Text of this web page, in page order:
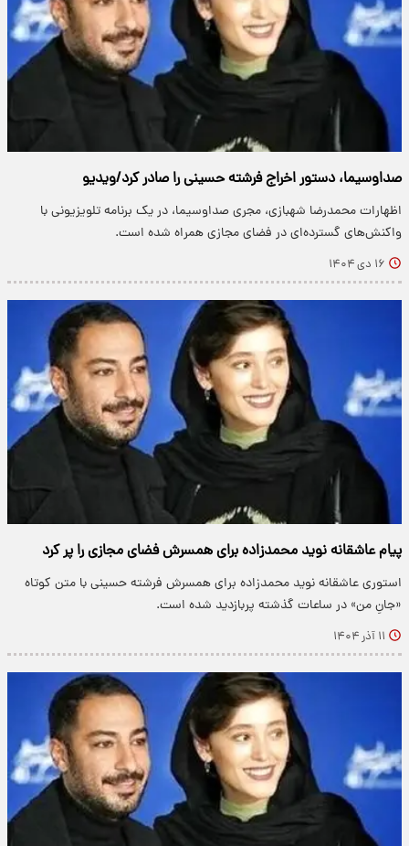
صداوسیما، دستور اخراج فرشته حسینی را صادر کرد/ویدیو
اظهارات محمدرضا شهبازی، مجری صداوسیما، در یک برنامه تلویزیونی با
واکنش‌های گسترده‌ای در فضای مجازی همراه شده است.
۱۶ دی ۱۴۰۴
پیام عاشقانه نوید محمدزاده برای همسرش فضای مجازی را پر کرد
استوری عاشقانه نوید محمدزاده برای همسرش فرشته حسینی با متن کوتاه
«جانِ من» در ساعات گذشته پربازدید شده است.
۱۱ آذر ۱۴۰۴